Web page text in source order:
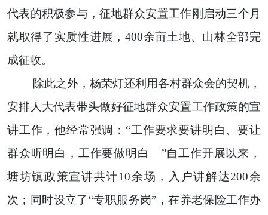
代表的积极参与，征地群众安置工作刚启动三个月
就取得了实质性进展，400余亩土地、山林全部完
成征收。
除此之外，杨荣灯还利用各村群众会的契机，
安排人大代表带头做好征地群众安置工作政策的宣
讲工作，他经常强调：“工作要求要讲明白、要让
群众听明白，工作要做明白。”自工作开展以来，
塘坊镇政策宣讲共计10余场，入户讲解达200余
次；同时设立了“专职服务岗”，在养老保险工作办